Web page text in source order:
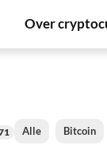
Over
Alle Bitcoin